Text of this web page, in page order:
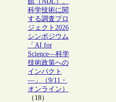
科学技術に関
する調査プロ
ジェクト2026
シンポジウム
「AI for
Science―科学
技術政策への
インパクト
―」（9/11・
オンライン）
（18）